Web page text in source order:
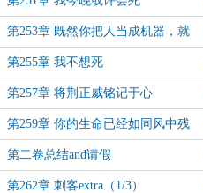
第253章 既然你把人当成机器，就
休怪这些齿轮冷酷无情
第255章 我不想死
第257章 将荆正威铭记于心
第259章 你的生命已经如同风中残
烛
第二卷总结and请假
第262章 刺客extra（1/3）